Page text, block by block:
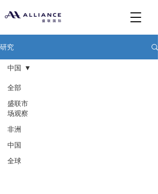
研究
全部
盛联市
场观察
非洲
中国
全球
中国